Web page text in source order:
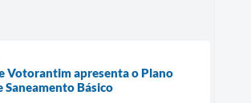
Votorantim apresenta o Plano
Saneamento Básico